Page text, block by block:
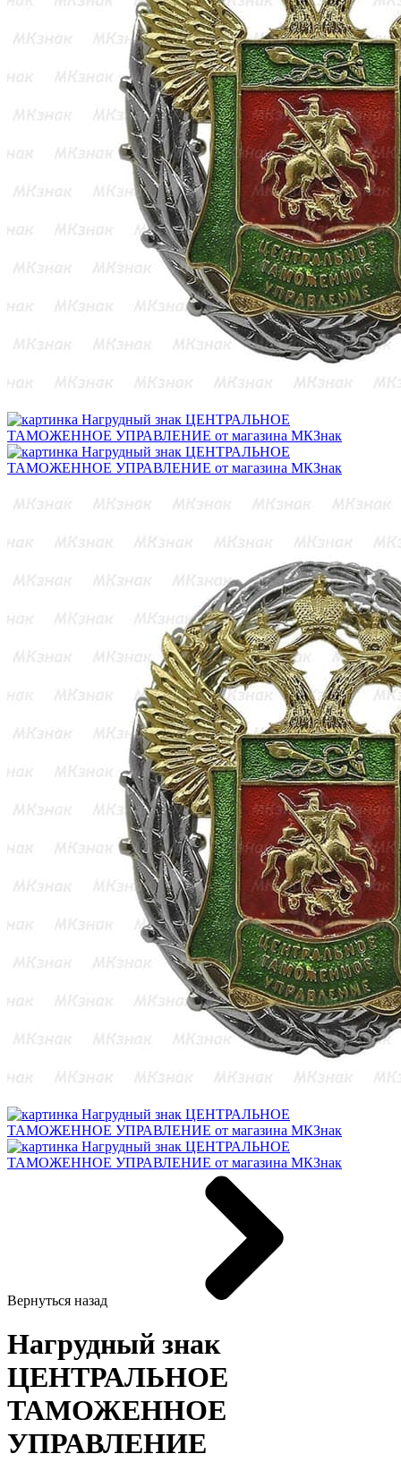
Вернуться назад
Нагрудный знак
ЦЕНТРАЛЬНОЕ
ТАМОЖЕННОЕ
УПРАВЛЕНИЕ